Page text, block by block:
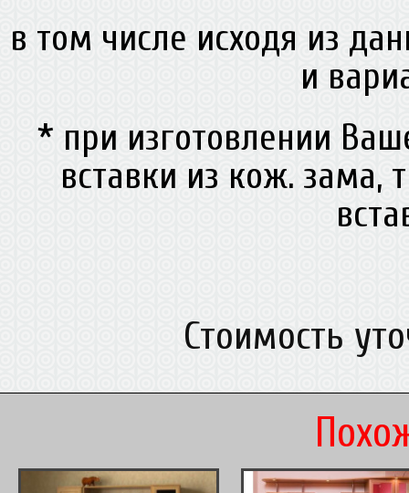
в том числе исходя из
и
* при изготовлении
вставки из кож. зама,
Стоимость